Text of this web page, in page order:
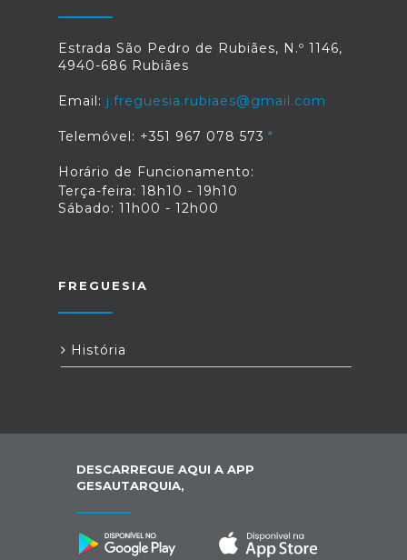
Estrada São Pedro de Rubiães, N.º 1146,
4940-686 Rubiães
Email: j.freguesia.rubiaes@gmail.com
Telemóvel: +351 967 078 573
Horário de Funcionamento:
Terça-feira: 18h10 - 19h10
Sábado: 11h00 - 12h00
FREGUESIA
História
DESCARREGUE AQUI A APP
GESAUTARQUIA,